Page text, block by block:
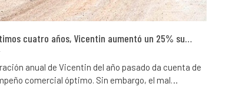
cuatro años, Vicentin aumentó un 25% su…
anual de Vicentin del año pasado da cuenta de
comercial óptimo. Sin embargo, el mal…